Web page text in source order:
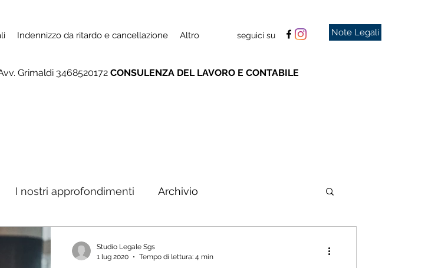
Indennizzo da ritardo e cancellazione Altro seguici su Note Legali
Grimaldi 3468520172 CONSULENZA DEL LAVORO E CONTABILE
I nostri approfondimenti Archivio
Studio Legale Sgs
1 lug 2020
Tempo di lettura: 4 min